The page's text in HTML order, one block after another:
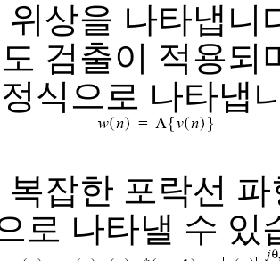
위상을 나타냅니
검출이 적용되
식으로 나타냅
복잡한 포락선
로 나타낼 수 있